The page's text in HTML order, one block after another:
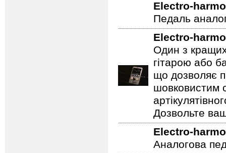
регулювати
змішувати
Electro-
Педаль
Electro-
Один з
гітарою або
що дозволяє
шовковистим
Дозвольте